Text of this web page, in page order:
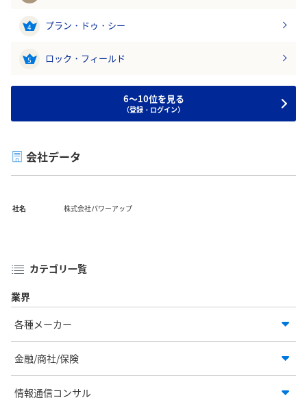
4 プラン・ドゥ・シー
5 ロック・フィールド
6～10位を見る
（登録・ログイン）
会社データ
社名 株式会社パワーアップ
カテゴリ一覧
業界
各種メーカー
金融/商社/保険
情報通信コンサル